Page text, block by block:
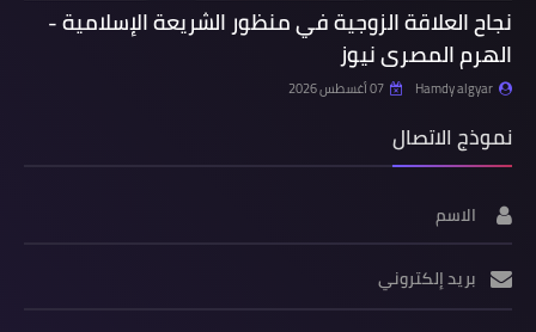
نجاح العلاقة الزوجية في منظور الشريعة الإسلامية -
الهرم المصرى نيوز
Hamdy algyar 07 أغسطس 2026
نموذج الاتصال
الاسم
بريد إلكتروني